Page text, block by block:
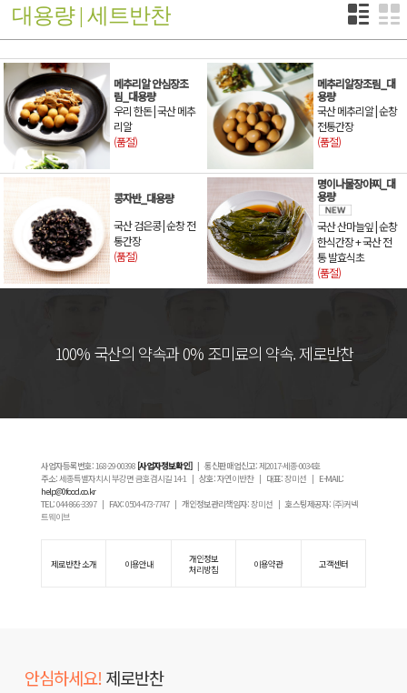
대용량 | 세트반찬
메추리알 안심장조
림_대용량
우리 한돈 | 국산 메추
리알
(품절)
메추리알장조림_대
용량
국산 메추리알 | 순창
전통간장
(품절)
콩자반_대용량
국산 검은콩 | 순창 전
통간장
(품절)
명이나물장아찌_대
용량
국산 산마늘잎 | 순창
한식간장 + 국산 전
통 발효식초
(품절)
100% 국산의 약속과 0% 조미료의 약속. 제로반찬
사업자등록번호:168-29-00398 [사업자정보확인]| 통신판매업신고:제2017-세종-0034호
주소:세종특별자치시 부강면 금호검시길 14-1 | 상호:자연이반찬 | 대표:장미선 | E-MAIL:
help@0food.co.kr
TEL:044-866-3397 | FAX:0504-473-7747 | 개인정보관리책임자:장미선 |호스팅제공자: (주)커넥
트웨이브
제로반찬 소개 이용안내
개인정보
처리방침
이용약관 고객센터
안심하세요! 제로반찬